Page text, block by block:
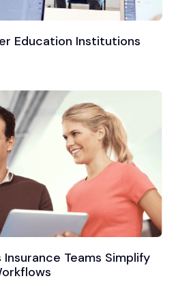
Education Institutions
Insurance Teams Simplify